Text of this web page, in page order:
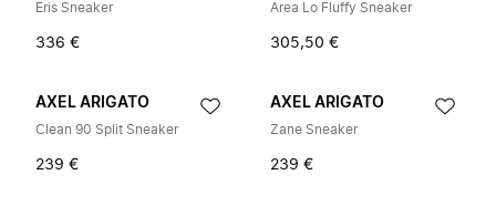
Eris Sneaker
336 €
Area Lo Fluffy Sneaker
305,50 €
AXEL ARIGATO
Clean 90 Split Sneaker
239 €
AXEL ARIGATO
Zane Sneaker
239 €